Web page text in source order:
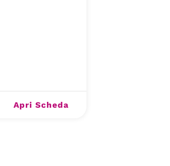
Apri Scheda